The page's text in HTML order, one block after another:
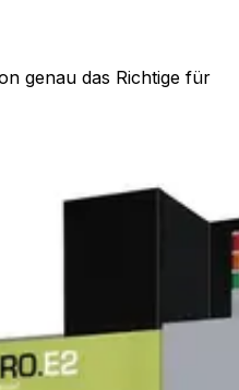
genau das Richtige für